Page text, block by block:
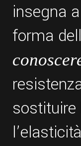
insegna
forma